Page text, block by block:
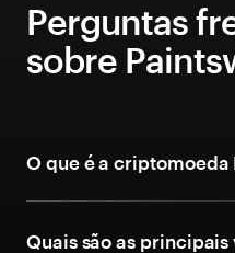
Perguntas
sobre
O que é a criptomoeda
Quais são as principais